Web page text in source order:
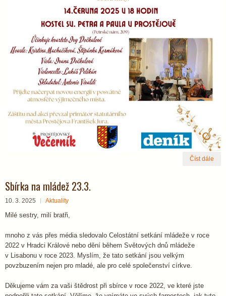
Číst dále
Sbírka na mládež 23.3.
10. 3. 2025 Aktuality
Milé sestry, milí bratři,
mnoho z vás přes média sledovalo Celostátní setkání mládeže v roce
2022 v Hradci Králové nebo dění během Světových dnů mládeže
v Lisabonu v roce 2023. Myslím, že tato setkání jsou velkým
povzbuzením nejen pro mladé, ale pro celé společenství církve.
Děkujeme vám za vaši štědrost při sbírce v roce 2022, ve které jste